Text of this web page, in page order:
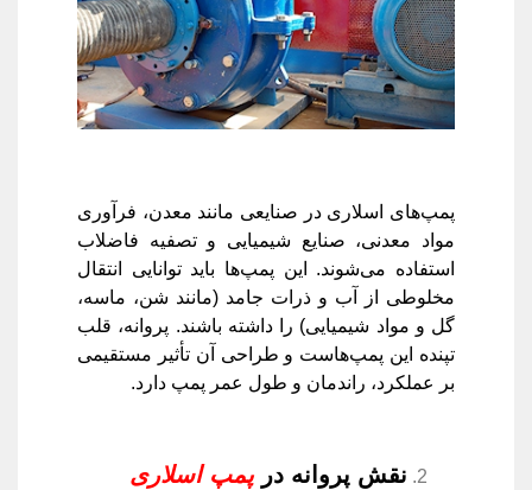
پمپ‌های اسلاری در صنایعی مانند معدن، فرآوری
مواد معدنی، صنایع شیمیایی و تصفیه فاضلاب
استفاده می‌شوند. این پمپ‌ها باید توانایی انتقال
مخلوطی از آب و ذرات جامد (مانند شن، ماسه،
گل و مواد شیمیایی) را داشته باشند. پروانه، قلب
تپنده این پمپ‌هاست و طراحی آن تأثیر مستقیمی
بر عملکرد، راندمان و طول عمر پمپ دارد.
نقش پروانه در پمپ اسلاری